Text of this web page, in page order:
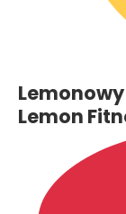
Lemon